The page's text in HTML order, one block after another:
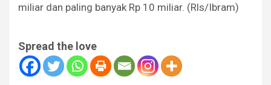
miliar dan paling banyak Rp 10 miliar. (Rls/Ibram)
Spread the love